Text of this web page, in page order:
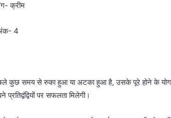
क्रीम
अंक- 4
कुछ समय से रुका हुआ या अटका हुआ है, उसके पूरे होने के योग
पर सफलता मिलेगी।